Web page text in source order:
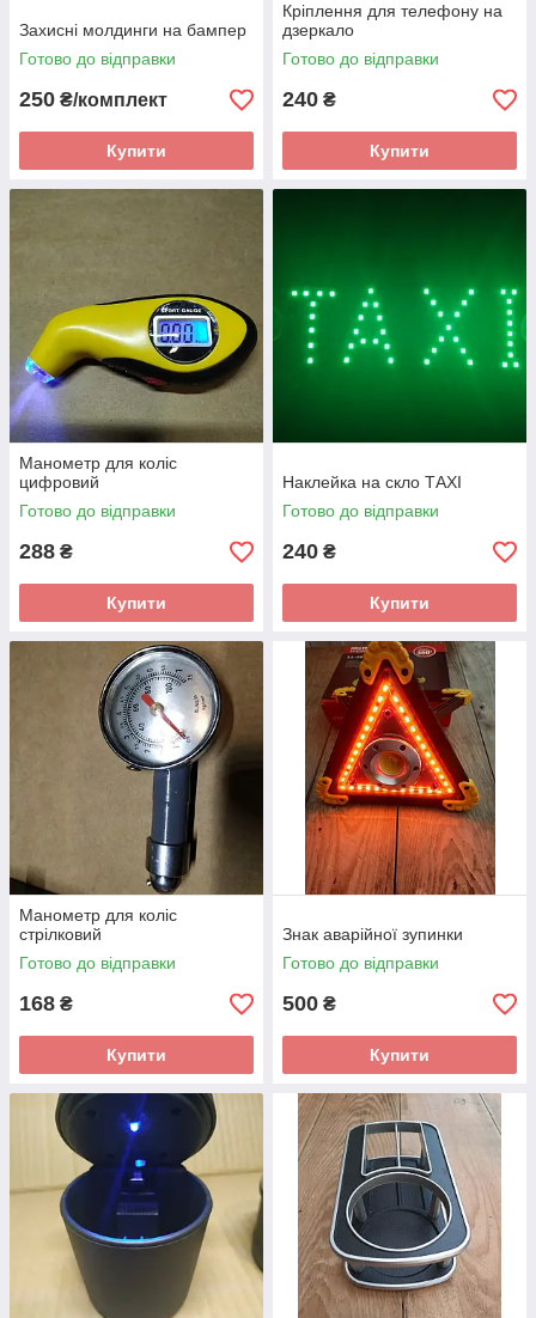
Захисні молдинги на бампер
Готово до відправки
250 ₴/комплект
Купити
Кріплення для телефону на
дзеркало
Готово до відправки
240 ₴
Купити
Манометр для коліс
цифровий
Готово до відправки
288 ₴
Купити
Наклейка на скло ТАХІ
Готово до відправки
240 ₴
Купити
Манометр для коліс
стрілковий
Готово до відправки
168 ₴
Купити
Знак аварійної зупинки
Готово до відправки
500 ₴
Купити